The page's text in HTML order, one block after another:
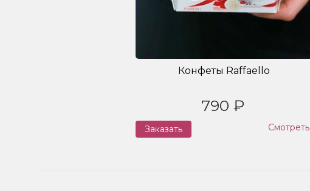
Конфеты Raffaello
790 ₽
Заказать Смотреть